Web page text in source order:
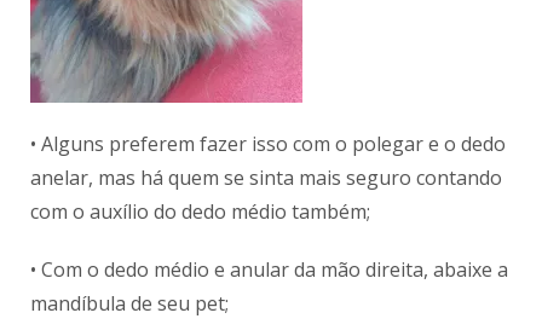
• Alguns preferem fazer isso com o polegar e o dedo
anelar, mas há quem se sinta mais seguro contando
com o auxílio do dedo médio também;
• Com o dedo médio e anular da mão direita, abaixe a
mandíbula de seu pet;